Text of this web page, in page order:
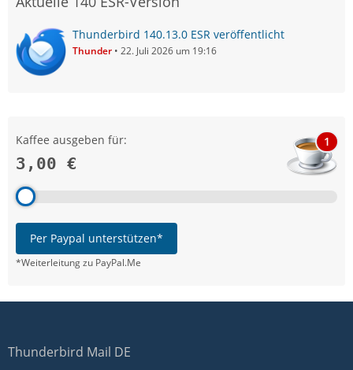
Thunderbird 140.13.0 ESR veröffentlicht
Thunder 22. Juli 2026 um 19:16
Kaffee ausgeben für:
3,00 €
1
Per Paypal unterstützen*
*Weiterleitung zu PayPal.Me
Thunderbird Mail DE